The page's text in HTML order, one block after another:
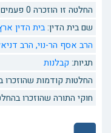
החלטה זו הוזכרה 0 פעמים בהחלטות אחרות.
שם בית הדין:בית הדין
הרב אסף הר-נוי, הרב
תגיות: קבלנות
החלטות קודמות שהוזכרו
חוקי התורה שהוזכרו